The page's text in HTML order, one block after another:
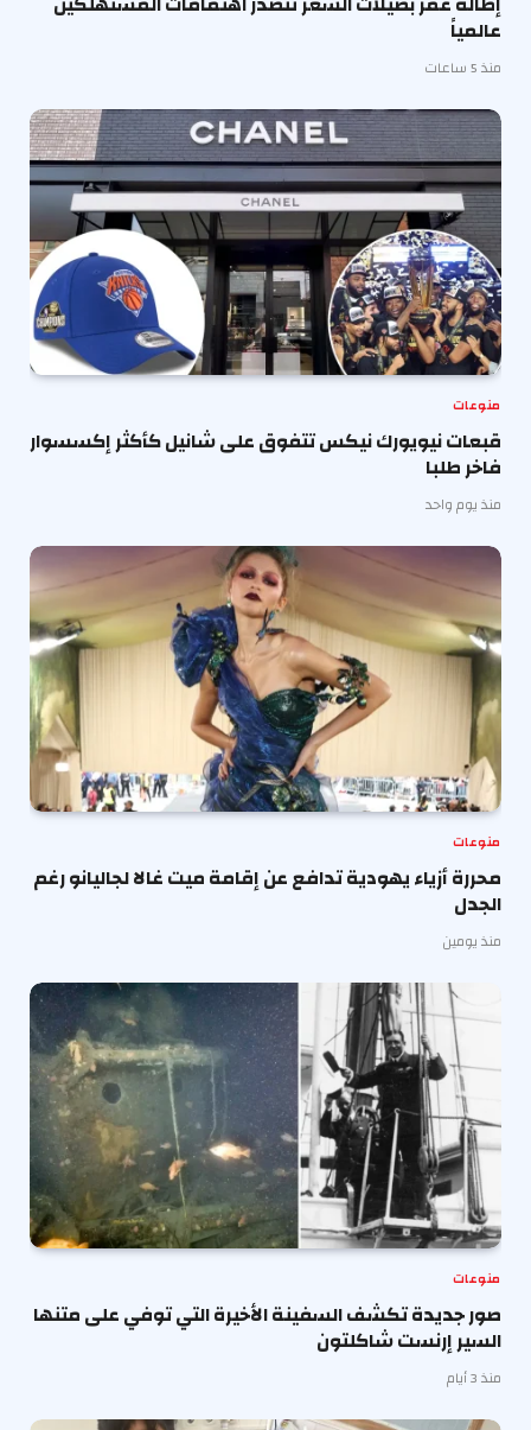
عالمياً
منذ 5 ساعات
منوعات
قبعات نيويورك نيكس تتفوق على شانيل كأكثر إكسسوار
فاخر طلبا
منذ يوم واحد
منوعات
محررة أزياء يهودية تدافع عن إقامة ميت غالا لجاليانو رغم
الجدل
منذ يومين
منوعات
صور جديدة تكشف السفينة الأخيرة التي توفي على متنها
السير إرنست شاكلتون
منذ 3 أيام